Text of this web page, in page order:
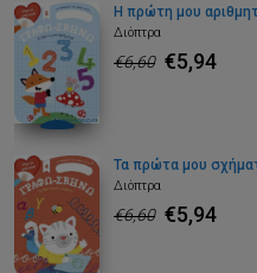
Η πρώτη μου
Διόπτρα
€6,60 €5,94
Τα πρώτα μου
Διόπτρα
€6,60 €5,94